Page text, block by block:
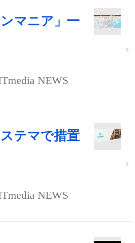
ンマニア」一
NEWS
ステマで措置
NEWS